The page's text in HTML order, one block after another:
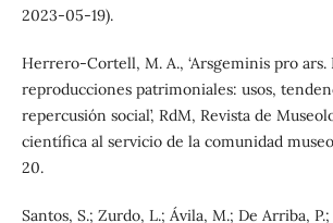
2023-05-19).
Herrero-Cortell, M. A., ‘Arsgeminis pro ars.
reproducciones patrimoniales: usos,
repercusión social’, RdM, Revista de
científica al servicio de la comunidad
20.
Santos, S.; Zurdo, L.; Ávila, M.; De Arriba,